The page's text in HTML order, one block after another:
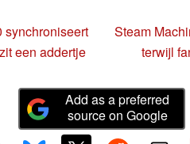
synchroniseert
een addertje
Steam
terwijl
Add as a preferred
source on Google